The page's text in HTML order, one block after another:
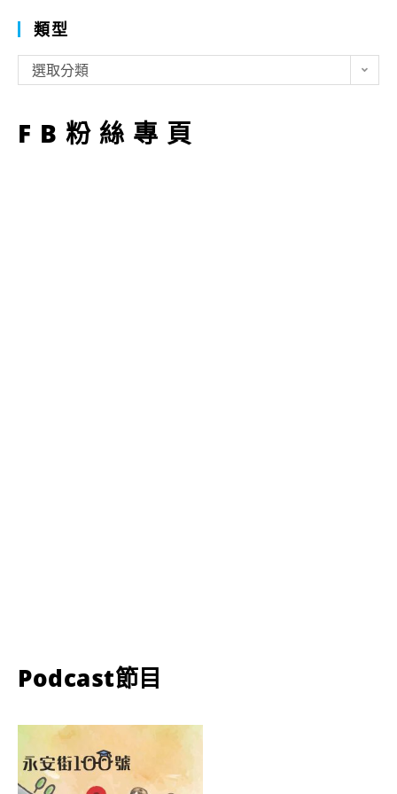
類型
型
選取分類
FB粉絲專頁
Podcast節目